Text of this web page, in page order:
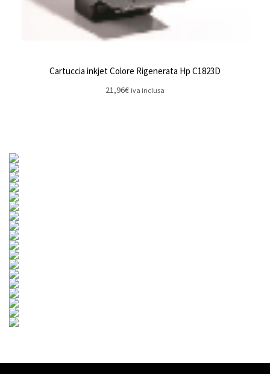
Cartuccia inkjet Colore Rigenerata Hp C1823D
21,96€ iva inclusa